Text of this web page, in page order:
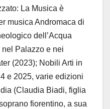
La Musica è
musica Andromaca di
dell’Acqua
Palazzo e nei
(2023); Nobili Arti in
e 2025, varie edizioni
(Claudia Biadi, figlia
fiorentino, a sua